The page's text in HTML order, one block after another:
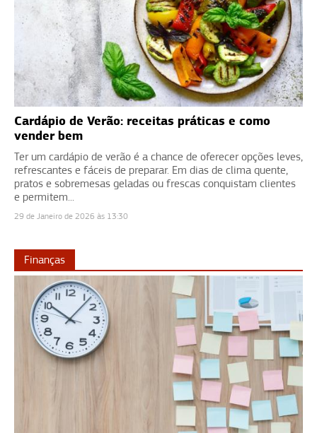
Cardápio de Verão: receitas práticas e como
vender bem
Ter um cardápio de verão é a chance de oferecer opções leves,
refrescantes e fáceis de preparar. Em dias de clima quente,
pratos e sobremesas geladas ou frescas conquistam clientes
e permitem...
29 de Janeiro de 2026 às 13:30
Finanças